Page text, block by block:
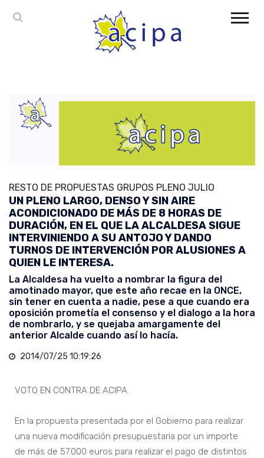
RESTO DE PROPUESTAS GRUPOS PLENO JULIO
UN PLENO LARGO, DENSO Y SIN AIRE
ACONDICIONADO DE MÁS DE 8 HORAS DE
DURACIÓN, EN EL QUE LA ALCALDESA SIGUE
INTERVINIENDO A SU ANTOJO Y DANDO
TURNOS DE INTERVENCIÓN POR ALUSIONES A
QUIEN LE INTERESA.
La Alcaldesa ha vuelto a nombrar la figura del
amotinado mayor, que este año recae en la ONCE,
sin tener en cuenta a nadie, pese a que cuando era
oposición prometía el consenso y el dialogo a la hora
de nombrarlo, y se quejaba amargamente del
anterior Alcalde cuando así lo hacía.
2014/07/25 10:19:26
VOTO EN CONTRA DE ACIPA.
En la propuesta presentada por el Gobierno para realizar
una nueva modificación presupuestaria por un importe
de más de 57.000 euros para realizar el pago de distintos